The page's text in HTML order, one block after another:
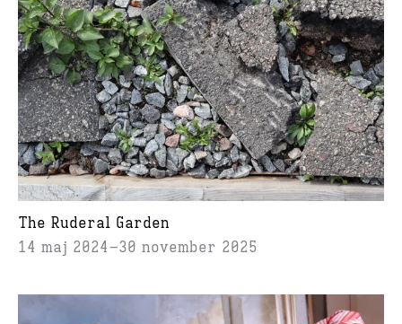
The Ruderal Garden
14 maj 2024
30 november 2025